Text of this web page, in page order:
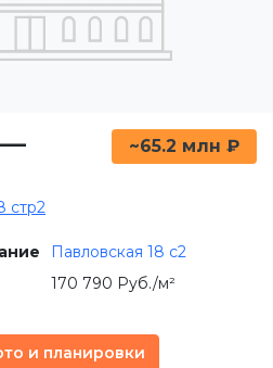
—
~65.2 млн ₽
стр2
Павловская 18 с2
170 790 Руб./м²
и планировки